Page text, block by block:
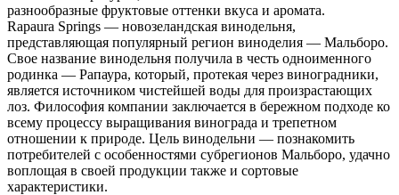
разнообразные фруктовые оттенки вкуса и аромата.
Rapaura Springs — новозеландская винодельня,
представляющая популярный регион виноделия — Мальборо.
Свое название винодельня получила в честь одноименного
родинка — Рапаура, который, протекая через виноградники,
является источником чистейшей воды для произрастающих
лоз. Философия компании заключается в бережном подходе ко
всему процессу выращивания винограда и трепетном
отношении к природе. Цель винодельни — познакомить
потребителей с особенностями субрегионов Мальборо, удачно
воплощая в своей продукции также и сортовые
характеристики.